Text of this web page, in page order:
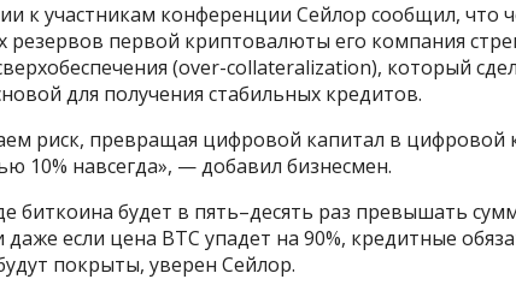
к участникам конференции Сейлор сообщил, что
резервов первой криптовалюты его компания
(over-collateralization), который
для получения стабильных кредитов.
риск, превращая цифровой капитал в цифровой
10% навсегда», — добавил бизнесмен.
биткоина будет в пять–десять раз превышать
даже если цена BTC упадет на 90%, кредитные
покрыты, уверен Сейлор.